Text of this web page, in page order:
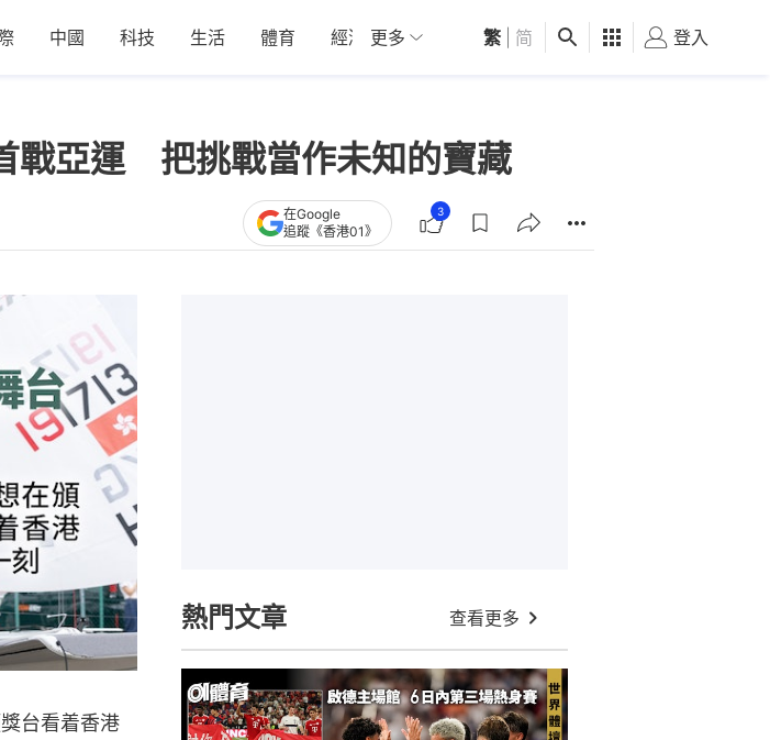
中國 科技 生活 體育 經濟 01深圳 觀點 健康 好食玩飛
更多 繁 简 登入
戰亞運 把挑戰當作未知的寶藏
在Google
追蹤《香港01》
3
台看着香港
熱門文章 查看更多